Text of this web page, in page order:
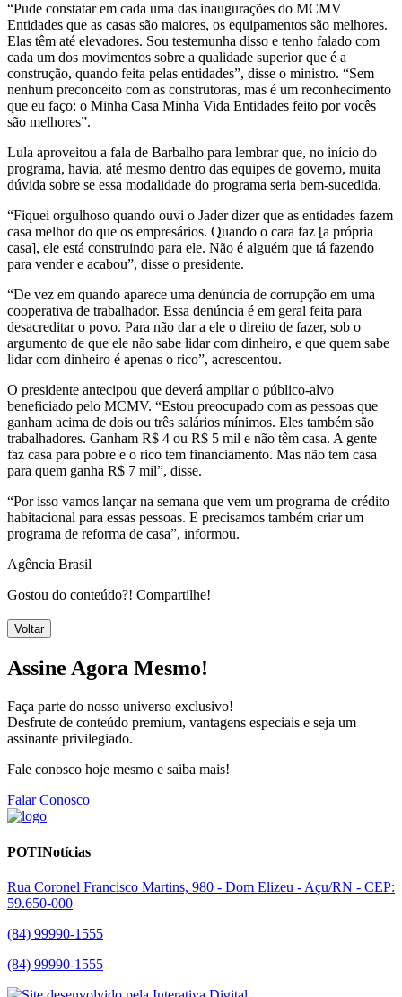
“Pude constatar em cada uma das inaugurações do MCMV
Entidades que as casas são maiores, os equipamentos são melhores.
Elas têm até elevadores. Sou testemunha disso e tenho falado com
cada um dos movimentos sobre a qualidade superior que é a
construção, quando feita pelas entidades”, disse o ministro. “Sem
nenhum preconceito com as construtoras, mas é um reconhecimento
que eu faço: o Minha Casa Minha Vida Entidades feito por vocês
são melhores”.
Lula aproveitou a fala de Barbalho para lembrar que, no início do
programa, havia, até mesmo dentro das equipes de governo, muita
dúvida sobre se essa modalidade do programa seria bem-sucedida.
“Fiquei orgulhoso quando ouvi o Jader dizer que as entidades fazem
casa melhor do que os empresários. Quando o cara faz [a própria
casa], ele está construindo para ele. Não é alguém que tá fazendo
para vender e acabou”, disse o presidente.
“De vez em quando aparece uma denúncia de corrupção em uma
cooperativa de trabalhador. Essa denúncia é em geral feita para
desacreditar o povo. Para não dar a ele o direito de fazer, sob o
argumento de que ele não sabe lidar com dinheiro, e que quem sabe
lidar com dinheiro é apenas o rico”, acrescentou.
O presidente antecipou que deverá ampliar o público-alvo
beneficiado pelo MCMV. “Estou preocupado com as pessoas que
ganham acima de dois ou três salários mínimos. Eles também são
trabalhadores. Ganham R$ 4 ou R$ 5 mil e não têm casa. A gente
faz casa para pobre e o rico tem financiamento. Mas não tem casa
para quem ganha R$ 7 mil”, disse.
“Por isso vamos lançar na semana que vem um programa de crédito
habitacional para essas pessoas. E precisamos também criar um
programa de reforma de casa”, informou.
Agência Brasil
Gostou do conteúdo?! Compartilhe!
Voltar
Assine Agora Mesmo!
Faça parte do nosso universo exclusivo!
Desfrute de conteúdo premium, vantagens especiais e seja um
assinante privilegiado.
Fale conosco hoje mesmo e saiba mais!
Falar Conosco
POTINotícias
Rua Coronel Francisco Martins, 980 - Dom Elizeu - Açu/RN - CEP:
59.650-000
(84) 99990-1555
(84) 99990-1555